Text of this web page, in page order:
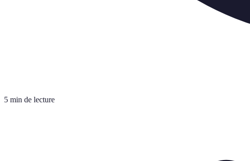
5 min de lecture